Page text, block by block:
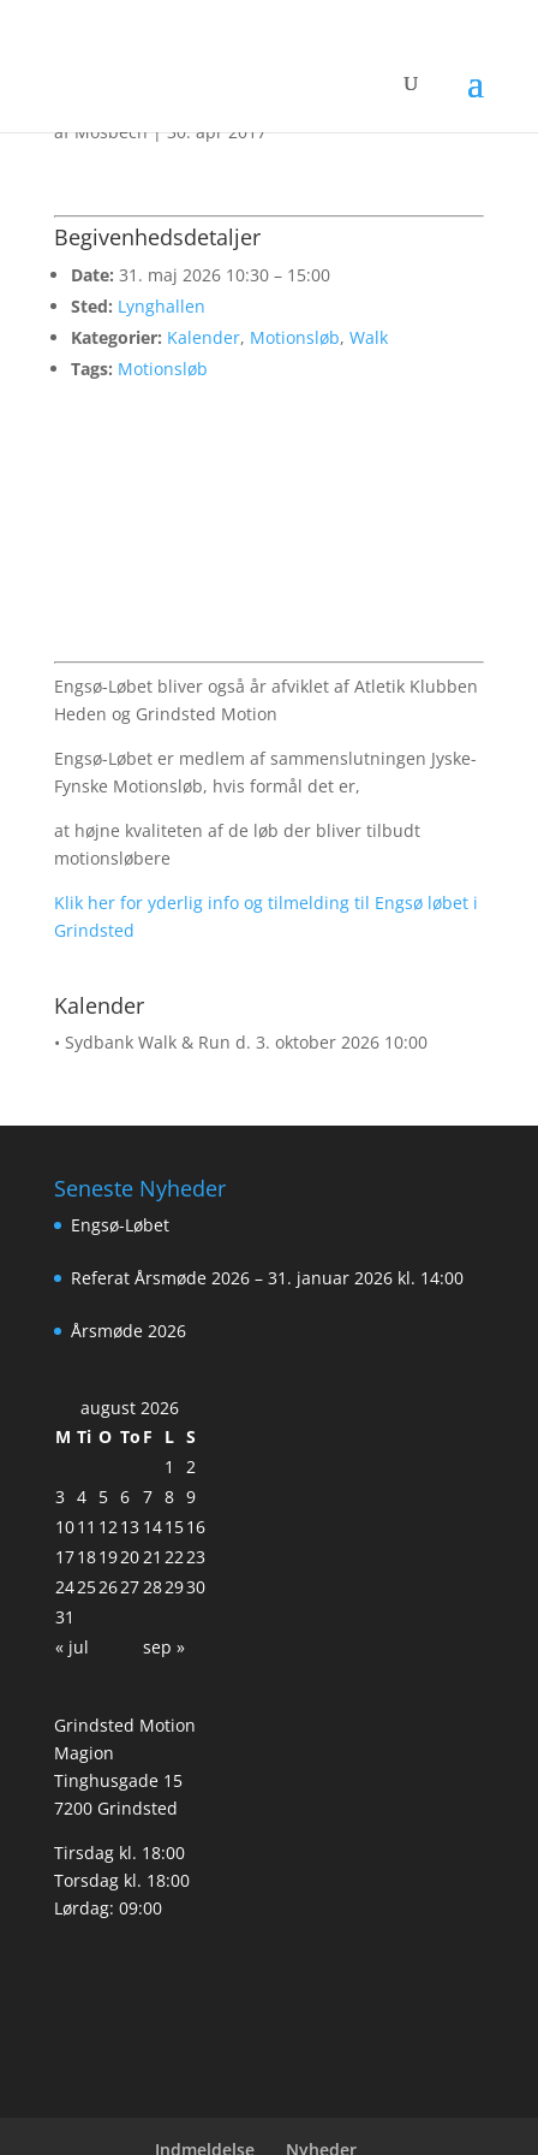
afMosbech|30. apr 2017
Begivenhedsdetaljer
Date: 31. maj 2026 10:30– 15:00
Sted: Lynghallen
Kategorier: Kalender, Motionsløb, Walk
Tags: Motionsløb
Engsø-Løbet bliver også år afviklet af Atletik Klubben
Heden og Grindsted Motion
Engsø-Løbet er medlem af sammenslutningen Jyske-
Fynske Motionsløb, hvis formål det er,
at højne kvaliteten af de løb der bliver tilbudt
motionsløbere
Klik her for yderlig info og tilmelding til Engsø løbet i
Grindsted
Kalender
• Sydbank Walk & Run d. 3. oktober 2026 10:00
Seneste Nyheder
Engsø-Løbet
Referat Årsmøde 2026 – 31. januar 2026 kl. 14:00
Årsmøde 2026
august 2026
M Ti O To F L S
1
2
3 4 5 6 7 8 9
1011 1213 141516
1718192021 2223
24252627282930
31
« jul
sep »
Grindsted Motion
Magion
Tinghusgade 15
7200 Grindsted
Tirsdag kl. 18:00
Torsdag kl. 18:00
Lørdag: 09:00
Indmeldelse Nyheder